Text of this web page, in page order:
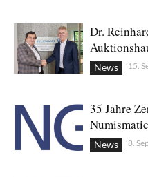
Dr.
News 15.
35 Jahre
News 8.